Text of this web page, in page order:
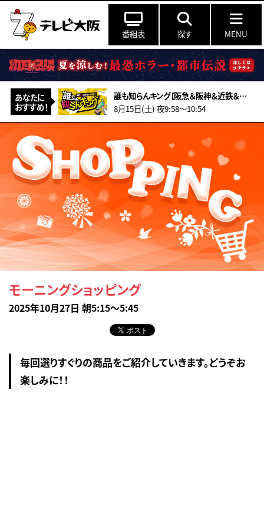
番組表 探す MENU
あなたに
おすすめ！
誰も知らんキング【阪急＆阪神＆近鉄＆南海＆メトロ…鉄道ミステリー2026夏】
8月15日(土) 夜9:58〜10:54
モーニングショッピング
2025年10月27日 朝5:15～5:45
毎回選りすぐりの商品をご紹介していきます。どうぞお
楽しみに！！